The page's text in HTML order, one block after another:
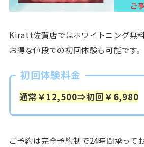
Kiratt佐賀店ではホワイトニング無料
お得な値段での初回体験も可能です。
初回体験料金
通常￥12,500⇒初回￥6,980
ご予約は完全予約制で24時間承って